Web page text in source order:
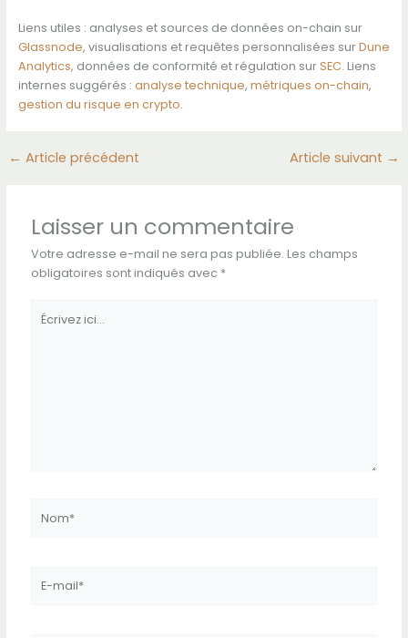
Liens utiles : analyses et sources de données on-chain sur
Glassnode, visualisations et requêtes personnalisées surDune
Analytics, données de conformité et régulation surSEC. Liens
internes suggérés : analyse technique, métriques on-chain,
gestion du risque en crypto.
← Article précédent Article suivant →
Laisser un commentaire
Votre adresse e-mail ne sera pas publiée. Les champs
obligatoires sont indiqués avec *
ici…
mail*